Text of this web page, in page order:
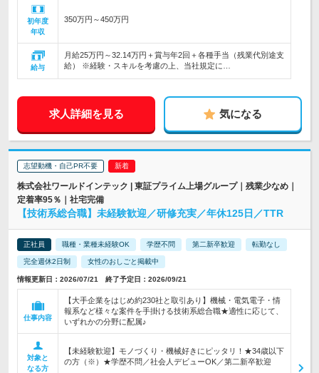
初年度
年収
350万円～450万円
給与
月給25万円～32.14万円＋賞与年2回＋各種手当（残業代別途支
給） ※経験・スキルを考慮の上、当社規定に…
求人詳細を見る 気になる
志望動機・自己PR不要
株式会社ワールドインテック | 東証プライム上場グループ｜残業少なめ｜
定着率95％｜社宅完備
【技術系総合職】未経験歓迎／研修充実／年休125日／TTR
正社員 職種・業種未経験OK 学歴不問 第二新卒歓迎 転勤なし
完全週休2日制 女性のおしごと掲載中
情報更新日：2026/07/21 終了予定日：2026/09/21
仕事内容
【大手企業をはじめ約230社と取引あり】機械・電気電子・情
報系など様々な案件を手掛ける技術系総合職★適性に応じて、
いずれかの分野に配属♪
対象と
なる方
【未経験歓迎】モノづくり・機械好きにピッタリ！★34歳以下
の方（※）★学歴不問／社会人デビューOK／第二新卒歓迎